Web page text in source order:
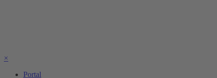
×
Portal